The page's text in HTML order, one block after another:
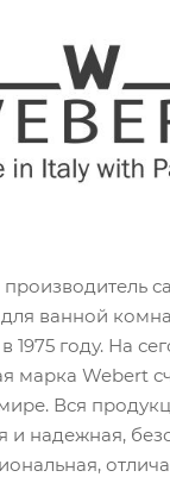
для ванной
1975 году. На
марка Webert
Вся
и надежная,